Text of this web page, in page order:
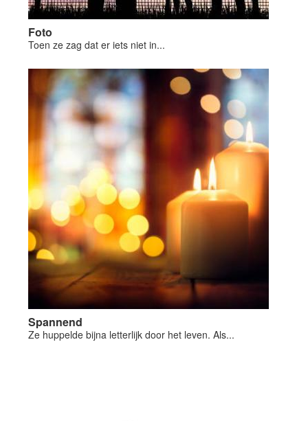
Foto
Toen ze zag dat er iets niet in...
Spannend
Ze huppelde bijna letterlijk door het leven. Als...